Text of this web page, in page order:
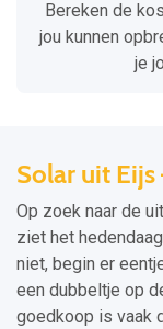
Bereken de
jou kunnen
je
Solar uit
Op zoek naar de
ziet het
niet, begin er
een dubbeltje op
goedkoop is vaak